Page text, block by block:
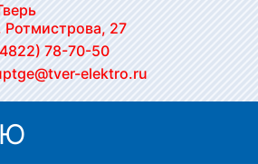
Ротмистрова, 27
78-70-50
elektro.ru